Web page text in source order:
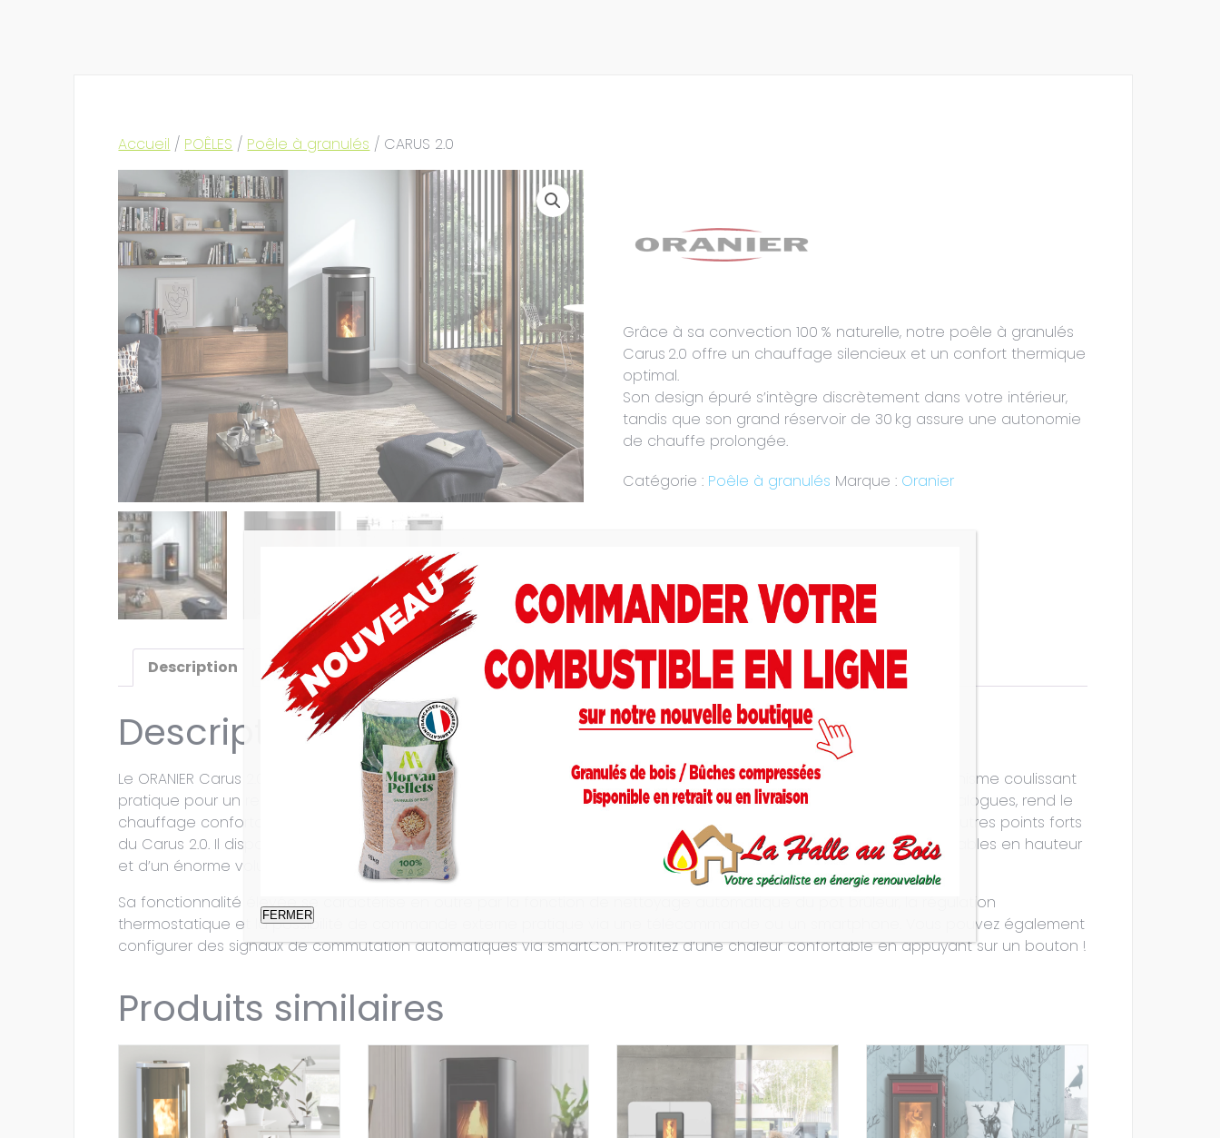
Accueil / POÊLES / Poêle à granulés / CARUS 2.0
Grâce à sa convection 100 % naturelle, notre poêle à granulés
Carus 2.0 offre un chauffage silencieux et un confort thermique
optimal.
Son design épuré s’intègre discrètement dans votre intérieur,
tandis que son grand réservoir de 30 kg assure une autonomie
de chauffe prolongée.
Catégorie : Poêle à granulés Marque : Oranier
Description Informations complémentaires Catalogue Oranier
Description
Le ORANIER Carus 2.0 est un poêle à granulés qui impressionne par son très grand réservoir à granulés et son mécanisme coulissant
pratique pour un remplissage aisé des granulés. L’élément de commande tactile, guidé par des symboles et des dialogues, rend le
chauffage confortable et facile. La grande vitre panoramique et le panneau de commande escamotable sont d’autres points forts
du Carus 2.0. Il dispose en outre d’une agréable fonction d’ouverture de porte avec poignée à barre, de pieds réglables en hauteur
et d’un énorme volume de chauffe jusqu’à 160 m³.
Sa fonctionnalité élevée se caractérise en outre par la fonction de nettoyage automatique du pot brûleur, la régulation
thermostatique et la possibilité de commande externe pratique via une télécommande ou un smartphone. Vous pouvez également
configurer des signaux de commutation automatiques via smartCon. Profitez d’une chaleur confortable en appuyant sur un bouton !
Produits similaires
FERMER